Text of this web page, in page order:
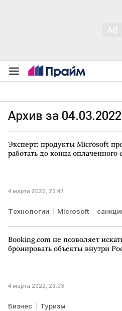
Архив за 04.03.2022
Эксперт: продукты Microsoft
работать до конца оплаченного
4 марта 2022, 23:47
Технологии Microsoft
Booking.com не позволяет
бронировать объекты внутри
4 марта 2022, 23:03
Бизнес Туризм